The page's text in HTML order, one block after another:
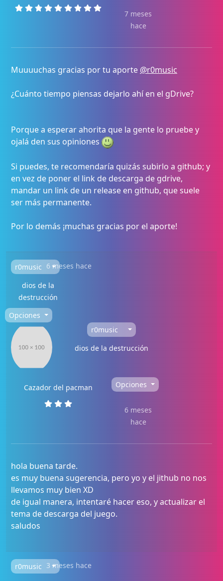
7 meses
hace
Muuuuchas gracias por tu aporte @r0music
¿Cuánto tiempo piensas dejarlo ahí en el gDrive?
Porque a esperar ahorita que la gente lo pruebe y
ojalá den sus opiniones
Si puedes, te recomendaría quizás subirlo a github; y
en vez de poner el link de descarga de gdrive,
mandar un link de un release en github, que suele
ser más permanente.
Por lo demás ¡muchas gracias por el aporte!
r0music
dios de la
destrucción
6 meses hace
Opciones
r0music
dios de la destrucción
Cazador del pacman Opciones
6 meses
hace
hola buena tarde.
es muy buena sugerencia, pero yo y el jithub no nos
llevamos muy bien XD
de igual manera, intentaré hacer eso, y actualizar el
tema de descarga del juego.
saludos
r0music 3 meses hace